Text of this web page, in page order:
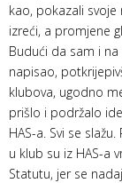
kao, pokazali
izreći, a promjene
Budući da sam i
napisao,
klubova, ugodno
prišlo i podržalo
HAS-a. Svi se
u klub su iz HAS-a
Statutu, jer se